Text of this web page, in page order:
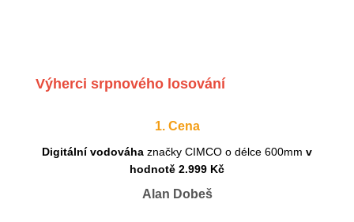
Výherci srpnového losování
1. Cena
Digitální vodováha značky CIMCO o délce 600mm v
hodnotě 2.999 Kč
Alan Dobeš